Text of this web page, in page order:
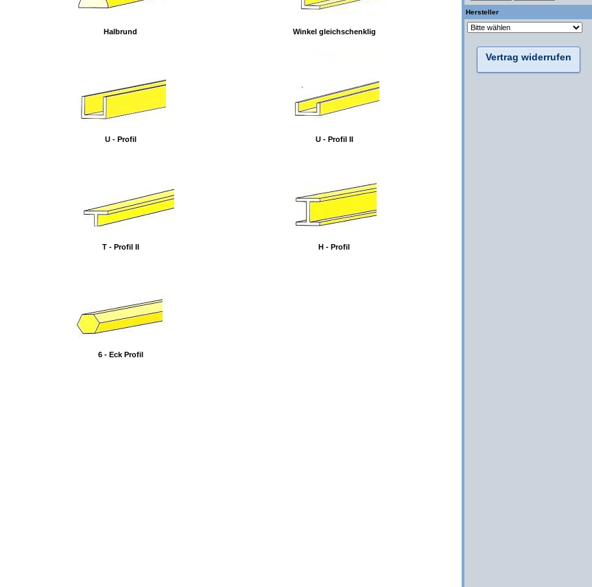
Halbrund Winkel gleichschenklig
U - Profil U - Profil II
T - Profil II H - Profil
6 - Eck Profil
Hersteller
Vertrag widerrufen